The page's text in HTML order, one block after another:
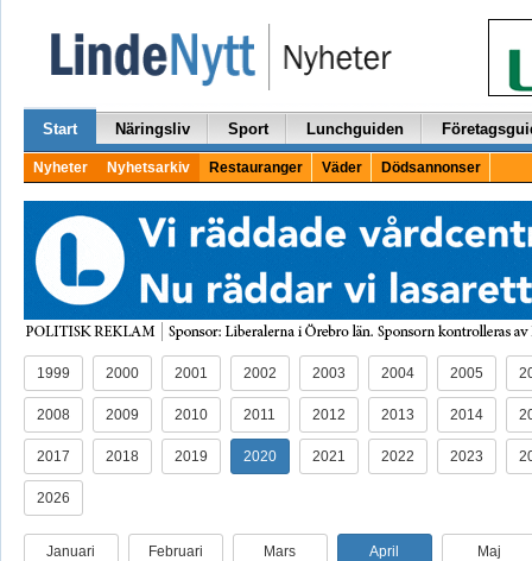
Start Näringsliv Sport Lunchguiden
Nyheter Nyhetsarkiv Restauranger Väder Dödsannonser
1999 2000 2001 2002 2003 2004 2005
2008 2009 2010 2011 2012 2013 2014
2017 2018 2019 2020 2021 2022 2023
2026
Januari Februari Mars April Maj